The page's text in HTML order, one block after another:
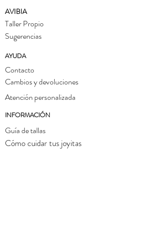
AVIBIA
Taller Propio
Sugerencias
Cambios y devoluciones
AYUDA
Contacto
Atención personalizada
INFORMACIÓN
Guía de tallas
Cómo cuidar tus joyitas